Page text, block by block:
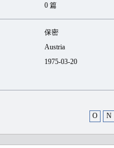
0 篇
保密
Austria
1975-03-20
O N